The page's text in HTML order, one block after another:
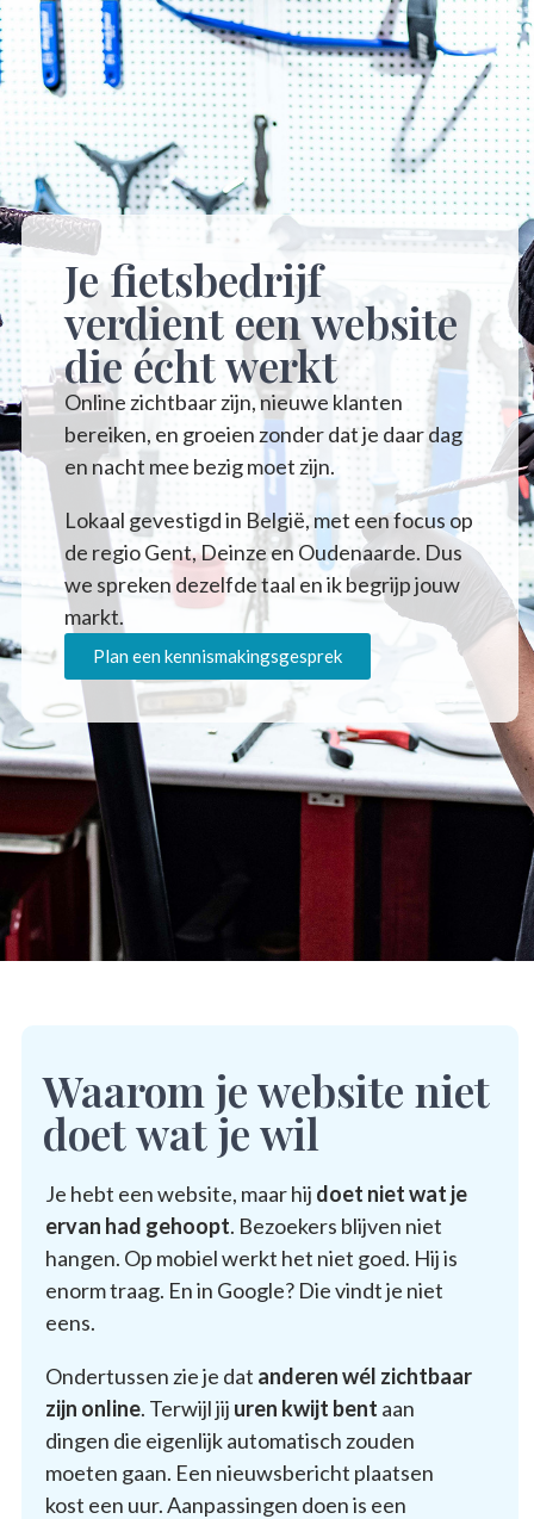
Je fietsbedrijf
verdient een website
die écht werkt
Online zichtbaar zijn, nieuwe klanten
bereiken, en groeien zonder dat je daar dag
en nacht mee bezig moet zijn.
Lokaal gevestigd in België, met een focus op
de regio Gent, Deinze en Oudenaarde. Dus
we spreken dezelfde taal en ik begrijp jouw
markt.
Plan een kennismakingsgesprek
Waarom je website niet
doet wat je wil
Je hebt een website, maar hij doet niet wat je
ervan had gehoopt. Bezoekers blijven niet
hangen. Op mobiel werkt het niet goed. Hij is
enorm traag. En in Google? Die vindt je niet
eens.
Ondertussen zie je dat anderen wél zichtbaar
zijn online. Terwijl jij uren kwijt bent aan
dingen die eigenlijk automatisch zouden
moeten gaan. Een nieuwsbericht plaatsen
kost een uur. Aanpassingen doen is een